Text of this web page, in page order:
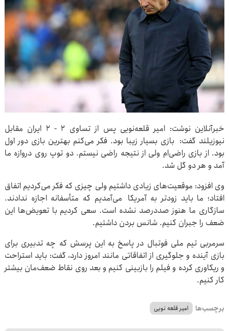
خبرآنلاین نوشت: امیر قلعه‌نویی پس از تساوی ۲ - ۲ ایران مقابل
نیوزیلند گفت: بازی بسیار زیبا بود. فکر می‌کنم بهترین بازی دور اول
بود. از بازی راضی‌ام ولی از نتیجه راضی نیستم. دو توپ روی دروازه ما
آمد و هر دو گل شد.
وی افزود: موقعیت‌های زیادی داشتیم ولی چیزی که فکر می‌کردیم اتفاق
افتاد؛‌ ما باید زودتر به آمریکا می‌آمدیم که متأسفانه اجازه ندادند.
سازگاری ما هنوز صددرصد نشده است. سعی کردیم با تعویض‌ها این
ضعف را جبران کنیم. شانس بردن داشتیم.
سرمربی تیم ملی فوتبال در پاسخ به این پرسش که چه تدبیری برای
بازی آینده و جلوگیری از اتفاقاتی مانند امروز دارد، گفت: باید استراحت
و ریکاوری کرده و فیلم را بازبینی کنیم و بعد روی نقاط ضعف‌مان بیشتر
کار کنیم.
برچسب‌ها امیر قلعه نویی